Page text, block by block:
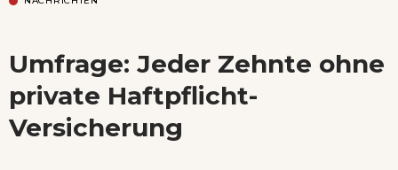
­Umfrage: Jeder Zehnte ohne
private Haftpflicht-
Versicherung